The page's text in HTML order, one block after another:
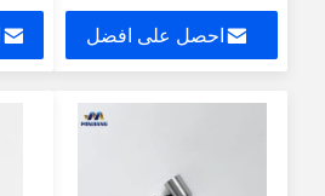
احصل على افضل